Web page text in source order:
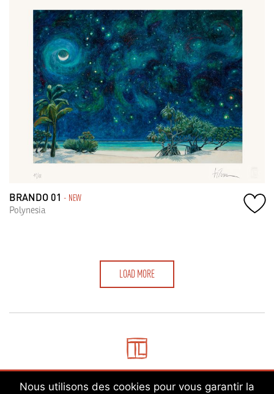
BRANDO 01 - NEW
Polynesia
LOAD MORE
Nous utilisons des cookies pour vous garantir la